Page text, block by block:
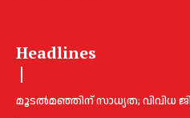
Headlines
മൂടൽമഞ്ഞിന് സാധ്യത; വിവിധ